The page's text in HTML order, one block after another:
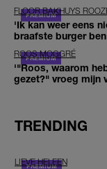
FLOOR BAKHUYS
'Ik kan weer eens
braafste burger
ROOS MOGGRÉ
'"Roos, waarom
gezet?" vroeg mijn
TRENDING
LIEVE HELEEN